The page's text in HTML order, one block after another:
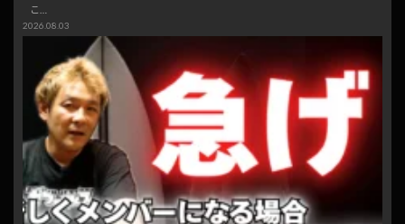
こ…
2026.08.03